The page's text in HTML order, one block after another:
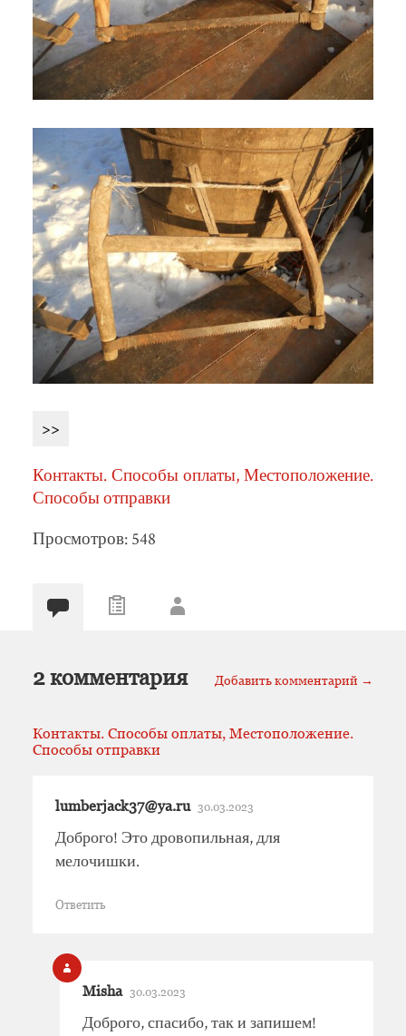
>>
Контакты. Способы оплаты, Местоположение.
Способы отправки
Просмотров: 548
2 комментария Добавить комментарий →
Контакты. Способы оплаты, Местоположение.
Способы отправки
lumberjack37@ya.ru 30.03.2023
Доброго! Это дровопильная, для
мелочишки.
Ответить
Misha 30.03.2023
Доброго, спасибо, так и запишем!